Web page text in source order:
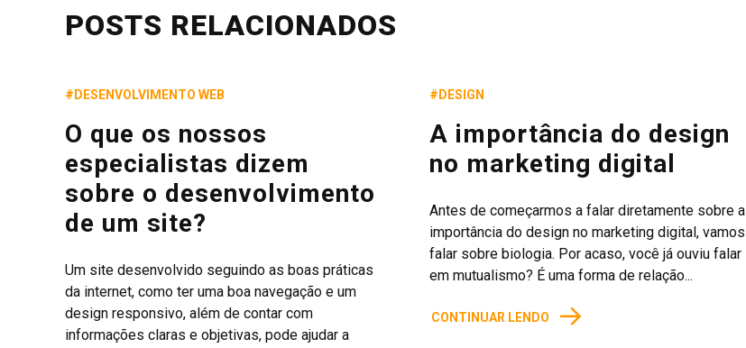
POSTS RELACIONADOS
#DESENVOLVIMENTO WEB
O que os nossos
especialistas dizem
sobre o desenvolvimento
de um site?
Um site desenvolvido seguindo as boas práticas
da internet, como ter uma boa navegação e um
design responsivo, além de contar com
informações claras e objetivas, pode ajudar a
#DESIGN
A importância do design
no marketing digital
Antes de começarmos a falar diretamente sobre a
importância do design no marketing digital, vamos
falar sobre biologia. Por acaso, você já ouviu falar
em mutualismo? É uma forma de relação...
CONTINUAR LENDO →